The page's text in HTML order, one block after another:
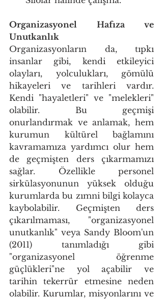
Organizasyonel Hafıza ve
Unutkanlık
Organizasyonların da, tıpkı
insanlar gibi, kendi etkileyici
olayları, yolculukları, gömülü
hikayeleri ve tarihleri vardır.
Kendi "hayaletleri" ve "melekleri"
olabilir. Bu geçmişi
onurlandırmak ve anlamak, hem
kurumun kültürel bağlamını
kavramamıza yardımcı olur hem
de geçmişten ders çıkarmamızı
sağlar. Özellikle personel
sirkülasyonunun yüksek olduğu
kurumlarda bu zımni bilgi kolayca
kaybolabilir. Geçmişten ders
çıkarılmaması, "organizasyonel
unutkanlık" veya Sandy Bloom'un
(2011) tanımladığı gibi
"organizasyonel öğrenme
güçlükleri"ne yol açabilir ve
tarihin tekerrür etmesine neden
olabilir. Kurumlar, misyonlarını ve